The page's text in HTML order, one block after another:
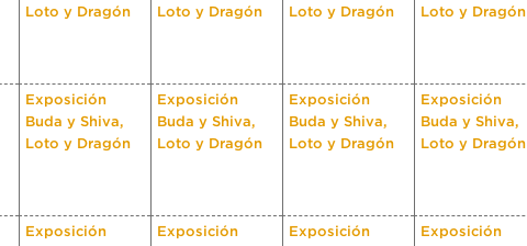
Loto y Dragón
Loto y Dragón
Loto y Dragón
Loto y Dragón
Exposición
Buda y Shiva,
Loto y Dragón
Exposición
Buda y Shiva,
Loto y Dragón
Exposición
Buda y Shiva,
Loto y Dragón
Exposición
Buda y Shiva,
Loto y Dragón
Exposición
Exposición
Exposición
Exposición